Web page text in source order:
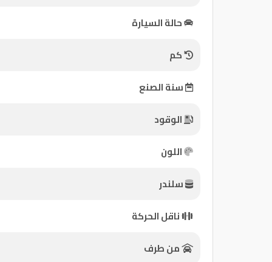
حالة السيارة
كم
سنة الصنع
الوقود
اللون
سلندر
ناقل الحركة
من طرف